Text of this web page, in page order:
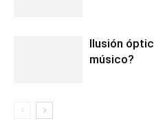
Ilusión
músico?